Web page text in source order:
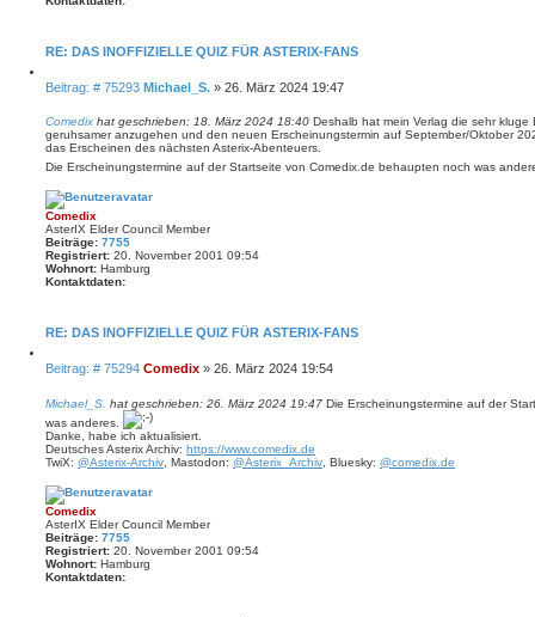
n
k
d
a
t
e
n
o
n
M
i
c
h
a
e
S
.
RE: DAS INOFFIZIELLE QUIZ FÜR ASTERIX-FANS
Z
i
e
r
e
n
Beitrag: # 75293B
i
t
r
a
Michael_S. » 26. März 2024 19:47
Comedix hat geschrieben: 18. März 2024 18:40 Deshalb hat mein Verlag die sehr
geruhsamer anzugehen und den neuen Erscheinungstermin auf September/Oktober
das Erscheinen des nächsten Asterix-Abenteuers.
Die Erscheinungstermine auf der Startseite von Comedix.de behaupten noch was
Comedix
AsterIX Elder Council Member
Beiträge: 7755
Registriert: 20. November 2001 09:54
Wohnort: Hamburg
Kontaktdaten:
n
k
a
t
e
n
v
n
C
o
m
e
d
i
x
RE: DAS INOFFIZIELLE QUIZ FÜR ASTERIX-FANS
Z
i
r
e
n
Beitrag: # 75294B
i
t
r
a
g
Comedix » 26. März 2024 19:54
Michael_S. hat geschrieben: 26. März 2024 19:47 Die Erscheinungstermine auf der
was anderes.
Danke, habe ich aktualisiert.
Deutsches Asterix Archiv: https://www.comedix.de
TwiX: @Asterix-Archiv , Mastodon: @Asterix_Archiv , Bluesky: @comedix.de
Comedix
AsterIX Elder Council Member
Beiträge: 7755
Registriert: 20. November 2001 09:54
Wohnort: Hamburg
Kontaktdaten: